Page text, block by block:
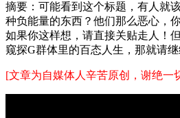
摘要： 可能看到这个标题，有人就
种负能量的东西？他们那么恶心，
如果你这样想，请直接关贴走人！
窥探G群体里的百态人生，那就请
[文章为自媒体人辛苦原创，谢绝一